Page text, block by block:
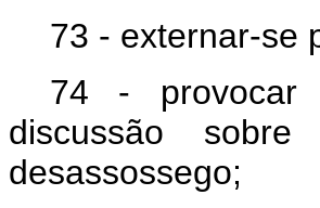
73 - externar-se
74 - provocar
discussão
desassossego;